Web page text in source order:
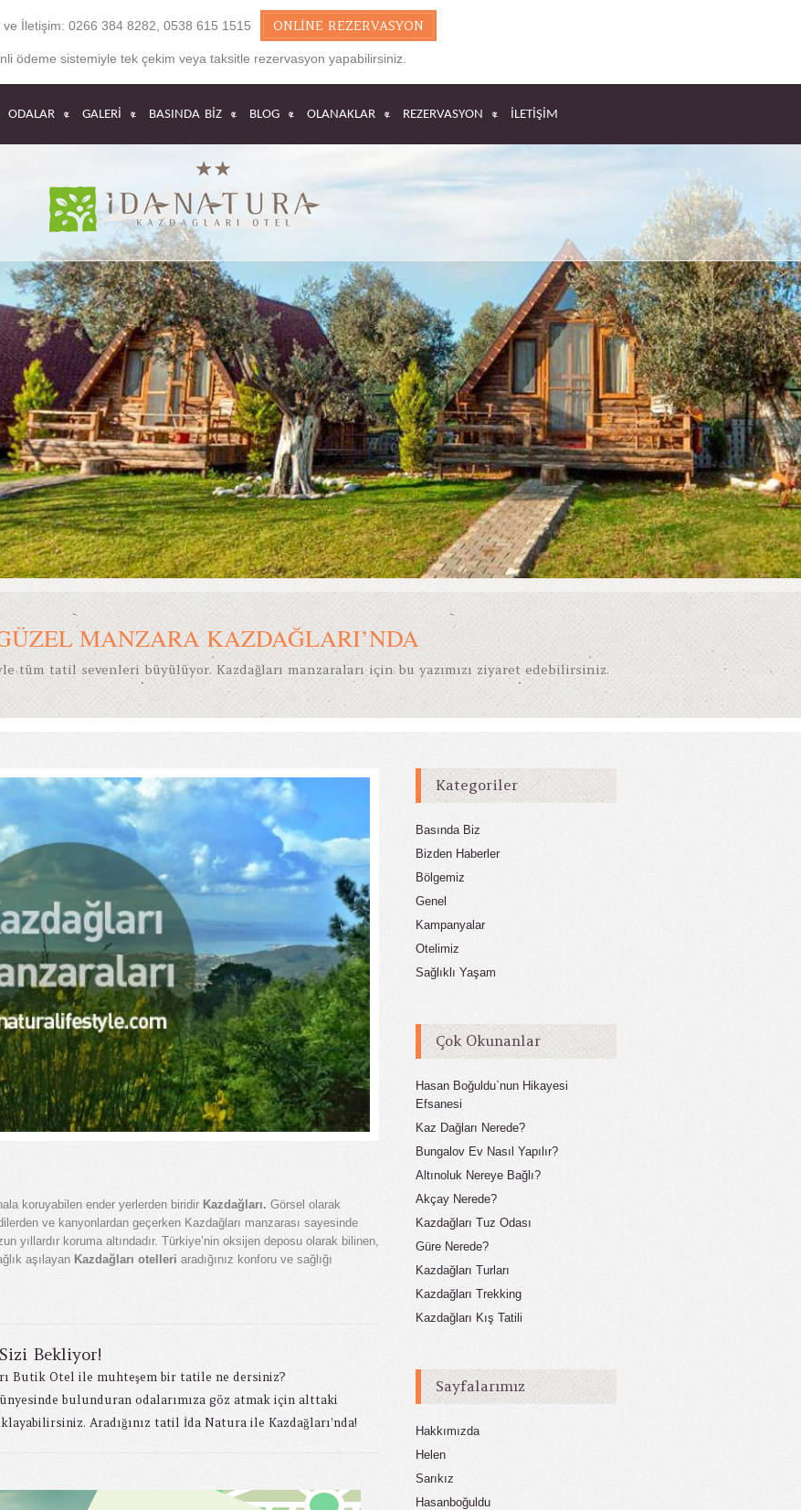
İletişim: 0266 384 8282, 0538 615 1515 ONLINE REZERVASYON
ödeme sistemiyle tek çekim veya taksitle rezervasyon yapabilirsiniz.
ODALAR GALERİ BASINDA BİZ BLOG OLANAKLAR REZERVASYON İLETIŞIM
MANZARA KAZDAĞLARI’NDA
tüm tatil sevenleri büyülüyor. Kazdağları manzaraları için bu yazımızı ziyaret edebilirsiniz.
koruyabilen ender yerlerden biridir Kazdağları. Görsel olarak
ve kanyonlardan geçerken Kazdağları manzarası sayesinde
yıllardır koruma altındadır. Türkiye’nin oksijen deposu olarak bilinen,
aşılayan Kazdağları otelleri aradığınız konforu ve sağlığı
Bekliyor!
Butik Otel ile muhteşem bir tatile ne dersiniz?
bulunduran odalarımıza göz atmak için alttaki
Aradığınız tatil İda Natura ile Kazdağları'nda!
Kategoriler
Basında Biz
Bizden Haberler
Bölgemiz
Genel
Kampanyalar
Otelimiz
Sağlıklı Yaşam
Çok Okunanlar
Hasan Boğuldu`nun Hikayesi
Efsanesi
Kaz Dağları Nerede?
Bungalov Ev Nasıl Yapılır?
Altınoluk Nereye Bağlı?
Akçay Nerede?
Kazdağları Tuz Odası
Güre Nerede?
Kazdağları Turları
Kazdağları Trekking
Kazdağları Kış Tatili
Sayfalarımız
Hakkımızda
Helen
Sarıkız
Hasanboğuldu